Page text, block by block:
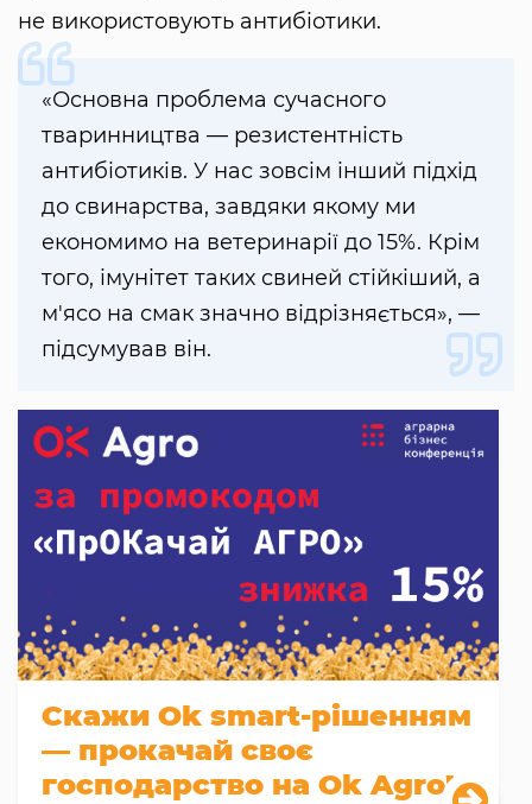
не використовують антибіотики.
«Основна проблема сучасного
тваринництва — резистентність
антибіотиків. У нас зовсім інший підхід
до свинарства, завдяки якому ми
економимо на ветеринарії до 15%. Крім
того, імунітет таких свиней стійкіший, а
м'ясо на смак значно відрізняється», —
підсумував він.
Скажи Оk smart-рішенням
— прокачай своє
господарство на Оk Agro!